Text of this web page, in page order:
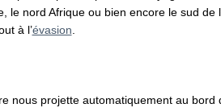
le nord Afrique ou bien encore le sud de
à l’évasion.
nous projette automatiquement au bord